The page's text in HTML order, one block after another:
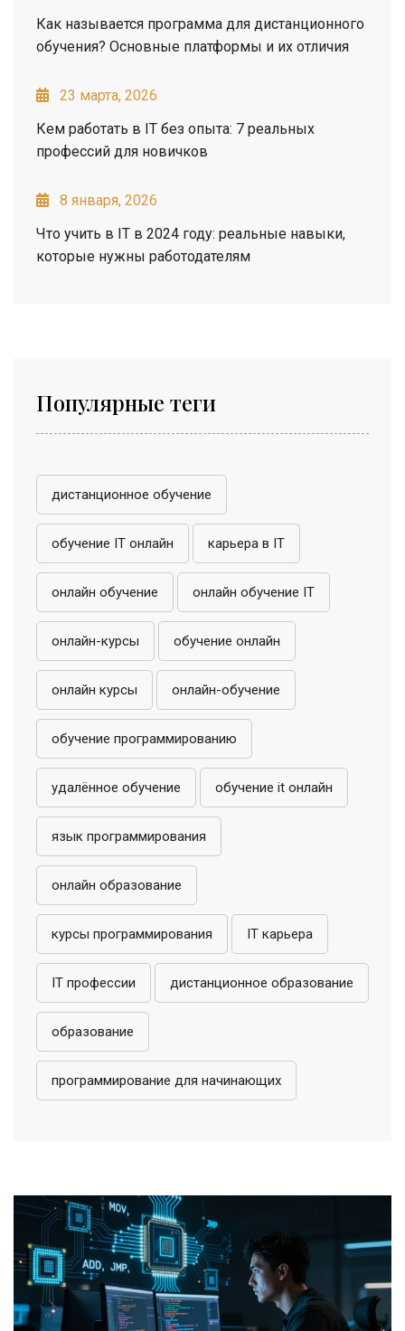
Как называется программа для дистанционного
обучения? Основные платформы и их отличия
23 марта, 2026
Кем работать в IT без опыта: 7 реальных
профессий для новичков
8 января, 2026
Что учить в IT в 2024 году: реальные навыки,
которые нужны работодателям
Популярные теги
дистанционное обучение
обучение IT онлайн карьера в IT
онлайн обучение онлайн обучение IT
онлайн-курсы обучение онлайн
онлайн курсы онлайн-обучение
обучение программированию
удалённое обучение обучение it онлайн
язык программирования
онлайн образование
курсы программирования IT карьера
IT профессии дистанционное образование
образование
программирование для начинающих